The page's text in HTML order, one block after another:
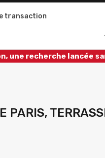
transaction
une recherche lancée
PARIS,